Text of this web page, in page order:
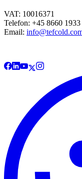
VAT: 10016371
Telefon: +45 8660 1933
Email: